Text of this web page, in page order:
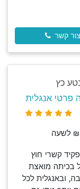
צור קשר
כץ
פרטי אנגלית
קשרי חוץ
באנגלית) *בוגרת 5 יח"ל בכיתה מואצת
ובאנגלית לכל